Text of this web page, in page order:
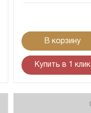
В корзину
Купить в 1 клик